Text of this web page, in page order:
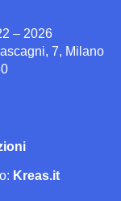
– 2026
7, Milano
Kreas.it